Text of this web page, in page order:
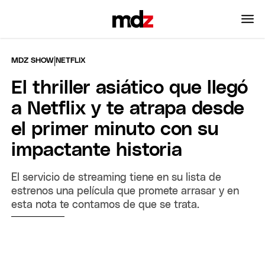
MDZ SHOW |NETFLIX
El thriller asiático que llegó
a Netflix y te atrapa desde
el primer minuto con su
impactante historia
El servicio de streaming tiene en su lista de
estrenos una película que promete arrasar y en
esta nota te contamos de que se trata.